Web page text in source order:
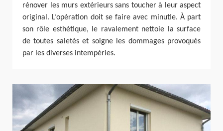
rénover les murs extérieurs sans toucher à leur aspect
original. L’opération doit se faire avec minutie. À part
son rôle esthétique, le ravalement nettoie la surface
de toutes saletés et soigne les dommages provoqués
par les diverses intempéries.